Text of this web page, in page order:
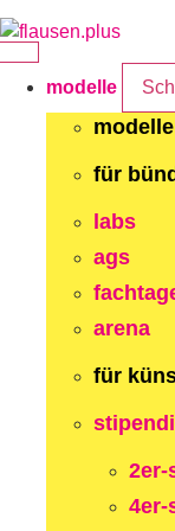
Zum
Inhalt
springenmodelle
modelle
für
labs
ags
arena
für
2er-
4er-